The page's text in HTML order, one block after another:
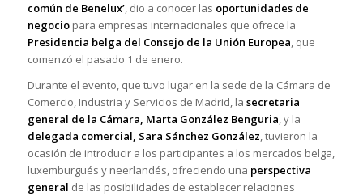
común de Benelux’, dio a conocer las oportunidades de
negocio para empresas internacionales que ofrece la
Presidencia belga del Consejo de la Unión Europea, que
comenzó el pasado 1 de enero.
Durante el evento, que tuvo lugar en la sede de la Cámara de
Comercio, Industria y Servicios de Madrid, la secretaria
general de la Cámara, Marta González Benguria, y la
delegada comercial, Sara Sánchez González, tuvieron la
ocasión de introducir a los participantes a los mercados belga,
luxemburgués y neerlandés, ofreciendo una perspectiva
general de las posibilidades de establecer relaciones